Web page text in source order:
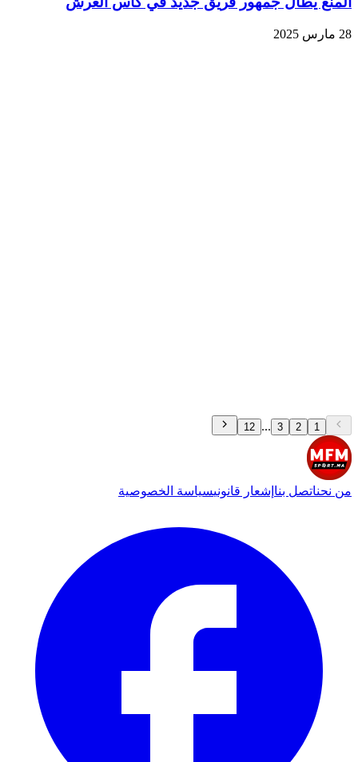
28 مارس 2025
1
2
3
...
12
من نحناتصل بنا إشعار قانونيسياسة الخصوصية